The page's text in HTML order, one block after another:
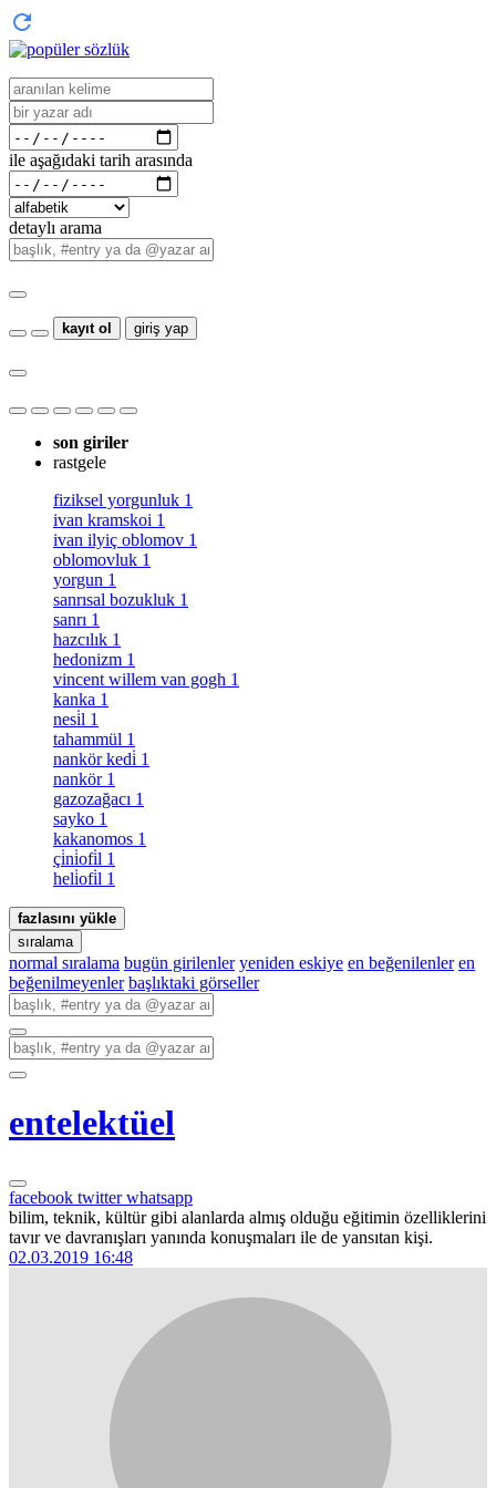
ile aşağıdaki tarih arasında
detaylı arama
kayıt ol giriş yap
son giriler
rastgele
fiziksel yorgunluk 1
ivan kramskoi 1
ivan ilyiç oblomov 1
oblomovluk 1
yorgun 1
sanrısal bozukluk 1
sanrı 1
hazcılık 1
hedonizm 1
vincent willem van gogh 1
kanka 1
nesi̇l 1
tahammül 1
nankör kedi̇ 1
nankör 1
gazozağacı 1
sayko 1
kakanomos 1
çi̇ni̇ofi̇l 1
heli̇ofi̇l 1
fazlasını yükle
sıralama
normal sıralama bugün girilenler yeniden eskiye en beğenilenler en
beğenilmeyenler başlıktaki görseller
entelektüel
facebook twitterwhatsapp
bilim, teknik, kültür gibi alanlarda almış olduğu eğitimin özelliklerini
tavır ve davranışları yanında konuşmaları ile de yansıtan kişi.
02.03.2019 16:48